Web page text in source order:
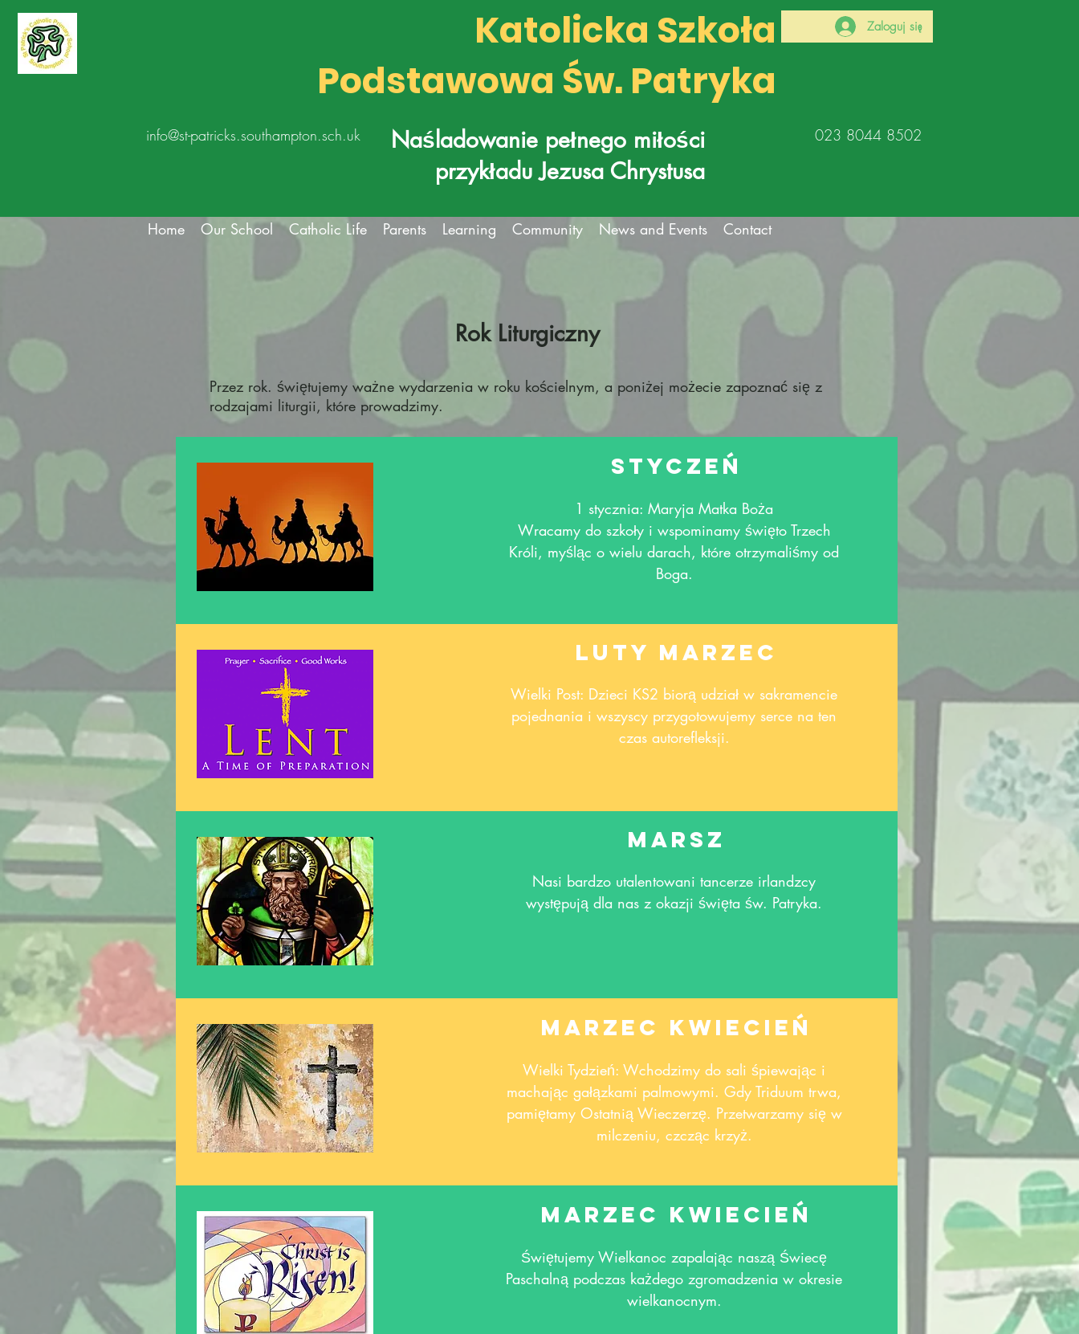
Katolicka Szkoła
Podstawowa Św. Patryka
info@st-patricks.southampton.sch.uk
Naśladowanie pełnego miłości
przykładu Jezusa Chrystusa
Zaloguj się
023 8044 8502
Home Our School Catholic Life Parents Learning Community News and Events Contact
Rok Liturgiczny​​
Przez rok. świętujemy ważne wydarzenia w roku kościelnym, a poniżej możecie zapoznać się z
rodzajami liturgii, które prowadzimy.
Styczeń
1 stycznia: Maryja Matka Boża
Wracamy do szkoły i wspominamy święto Trzech
Króli, myśląc o wielu darach, które otrzymaliśmy od
Boga.
Luty marzec
Wielki Post: Dzieci KS2 biorą udział w sakramencie
pojednania i wszyscy przygotowujemy serce na ten
czas autorefleksji.
Marsz
Nasi bardzo utalentowani tancerze irlandzcy
występują dla nas z okazji święta św. Patryka.
Marzec kwiecień
Wielki Tydzień: Wchodzimy do sali śpiewając i
machając gałązkami palmowymi. Gdy Triduum trwa,
pamiętamy Ostatnią Wieczerzę. Przetwarzamy się w
milczeniu, czcząc krzyż.
Marzec kwiecień
Świętujemy Wielkanoc zapalając naszą Świecę
Paschalną podczas każdego zgromadzenia w okresie
wielkanocnym.